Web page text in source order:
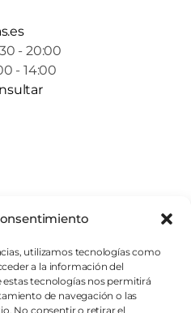
utilizamos tecnologías como
a la información del
tecnologías nos permitirá
de navegación o las
No consentir o retirar el
- 20:00